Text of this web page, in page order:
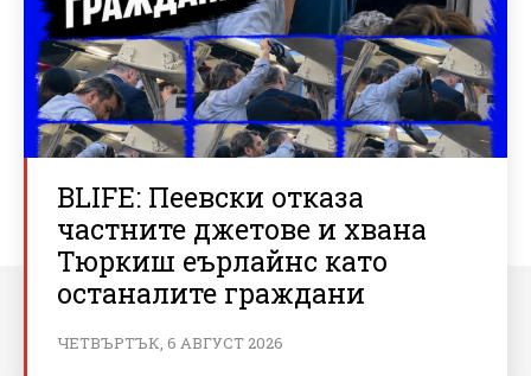
BLIFE: Пеевски отказа
частните джетове и хвана
Тюркиш еърлайнс като
останалите граждани
ЧЕТВЪРТЪК, 6 АВГУСТ 2026